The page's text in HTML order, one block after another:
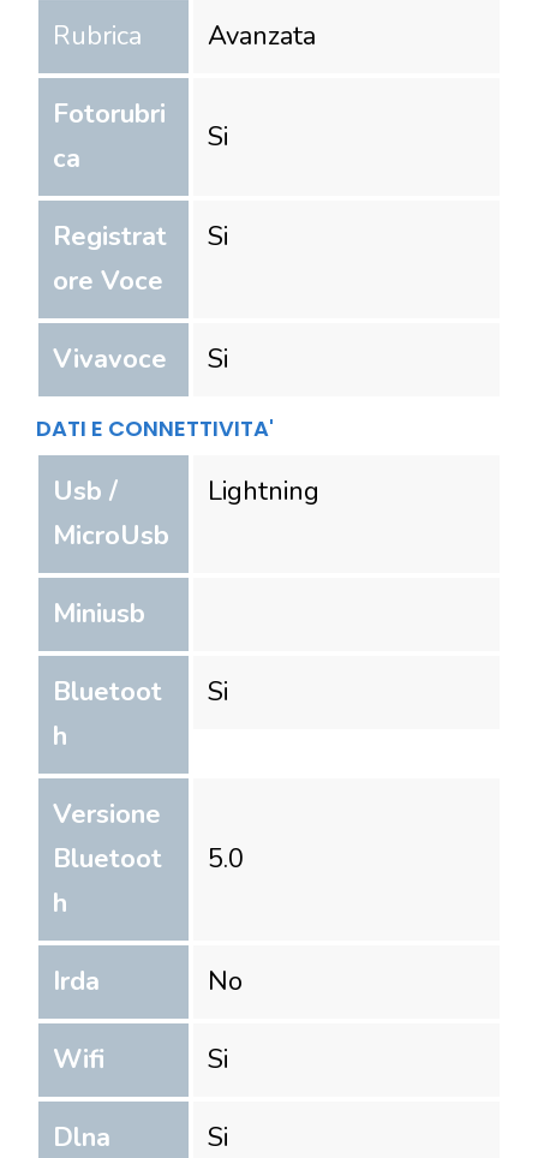
Rubrica Avanzata
Fotorubri
ca
Si
Registrat
ore Voce
Si
Vivavoce Si
DATI E CONNETTIVITA'
Usb /
MicroUsb
Lightning
Miniusb
Bluetoot
h
Si
Versione
Bluetoot
h
5.0
Irda No
Wifi Si
Dlna Si